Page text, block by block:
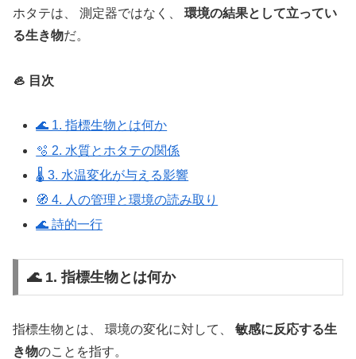
ホタテは、 測定器ではなく、 環境の結果として立ってい
る生き物だ。
🦪 目次
🌊 1. 指標生物とは何か
🫧 2. 水質とホタテの関係
🌡️ 3. 水温変化が与える影響
🧭 4. 人の管理と環境の読み取り
🌊 詩的一行
🌊 1. 指標生物とは何か
指標生物とは、 環境の変化に対して、 敏感に反応する生
き物のことを指す。